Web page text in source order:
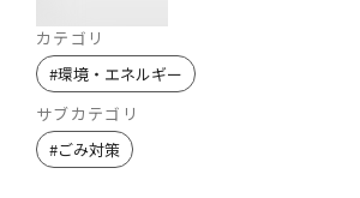
カテゴリ
#環境・エネルギー
サブカテゴリ
#ごみ対策